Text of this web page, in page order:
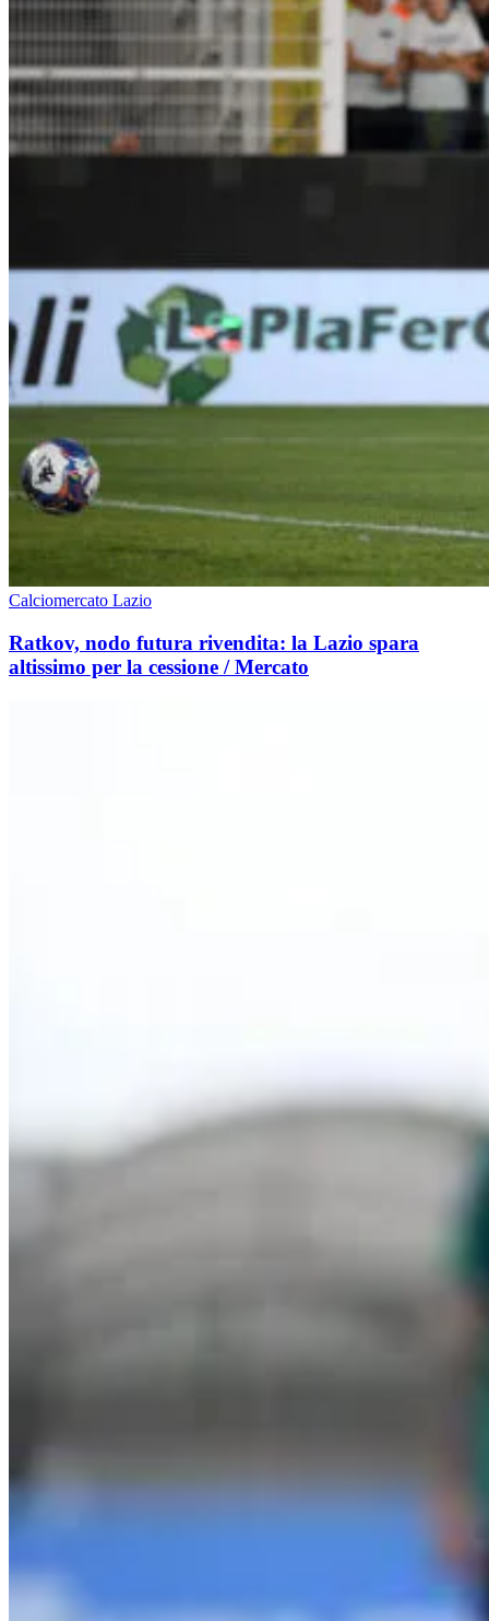
Calciomercato Lazio
Ratkov, nodo futura rivendita: la Lazio spara
altissimo per la cessione / Mercato